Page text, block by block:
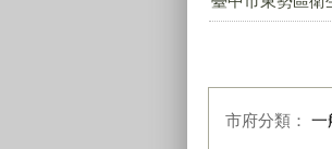
市府分類： 一